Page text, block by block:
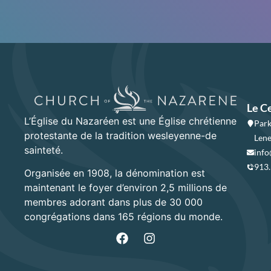
L’Église du Nazaréen est une Église chrétienne
protestante de la tradition wesleyenne-de
sainteté.
Organisée en 1908, la dénomination est
maintenant le foyer d’environ 2,5 millions de
membres adorant dans plus de 30 000
congrégations dans 165 régions du monde.
Le